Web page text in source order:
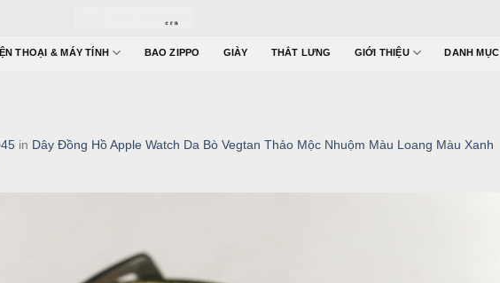
THOẠI & MÁY TÍNH BAO ZIPPO GIÀY THẮT LƯNG GIỚI THIỆU DANH MỤC
in Dây Đồng Hồ Apple Watch Da Bò Vegtan Thảo Mộc Nhuộm Màu Loang Màu Xanh